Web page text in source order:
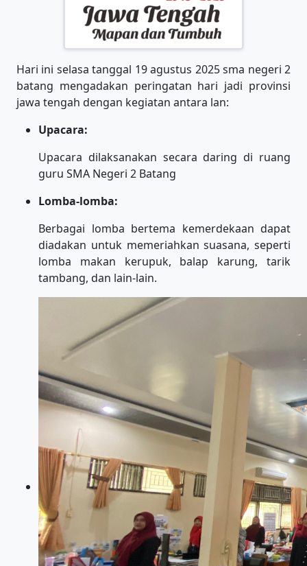
Hari ini selasa tanggal 19 agustus 2025 sma negeri 2
batang mengadakan peringatan hari jadi provinsi
jawa tengah dengan kegiatan antara lan:
Upacara:
Upacara dilaksanakan secara daring di ruang
guru SMA Negeri 2 Batang
Lomba-lomba:
Berbagai lomba bertema kemerdekaan dapat
diadakan untuk memeriahkan suasana, seperti
lomba makan kerupuk, balap karung, tarik
tambang, dan lain-lain.